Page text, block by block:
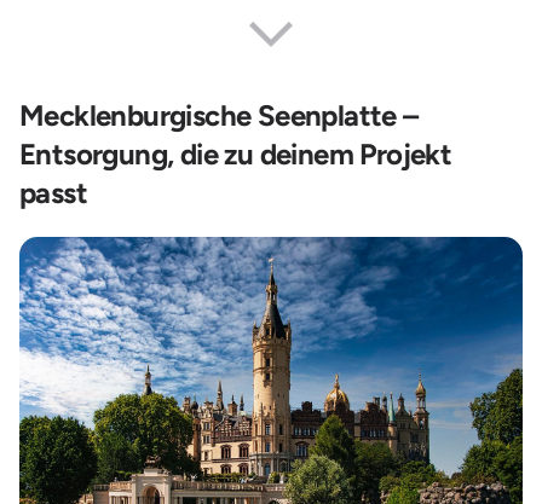
Mecklenburgische Seenplatte –
Entsorgung, die zu deinem Projekt
passt